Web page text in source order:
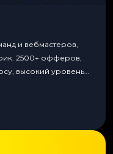
и вебмастеров,
2500+ офферов,
высокий уровень